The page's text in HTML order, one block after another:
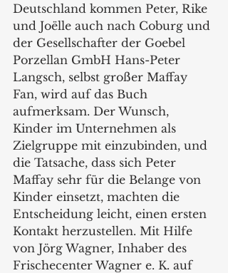
Deutschland kommen Peter, Rike
und Joëlle auch nach Coburg und
der Gesellschafter der Goebel
Porzellan GmbH Hans-Peter
Langsch, selbst großer Maffay
Fan, wird auf das Buch
aufmerksam. Der Wunsch,
Kinder im Unternehmen als
Zielgruppe mit einzubinden, und
die Tatsache, dass sich Peter
Maffay sehr für die Belange von
Kinder einsetzt, machten die
Entscheidung leicht, einen ersten
Kontakt herzustellen. Mit Hilfe
von Jörg Wagner, Inhaber des
Frischecenter Wagner e. K. auf